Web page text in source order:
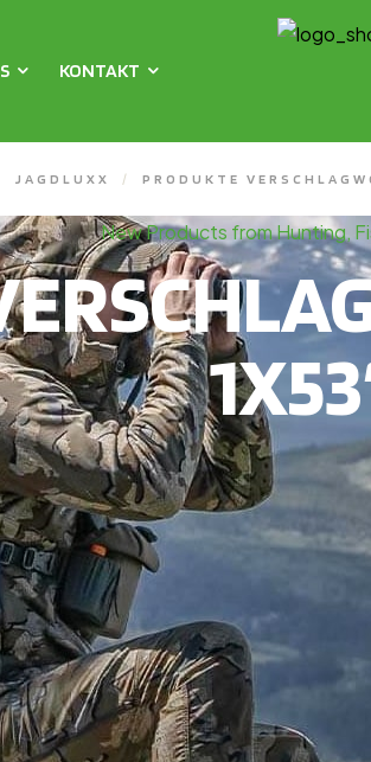
KONTAKT
JAGDLUXX / PRODUKTE
New Products from Hunting,